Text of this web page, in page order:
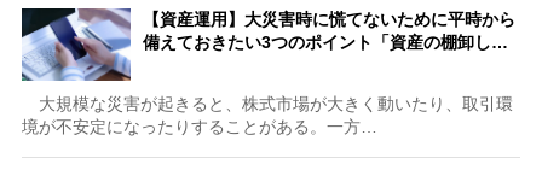
【資産運用】大災害時に慌てないために平時から
備えておきたい3つのポイント「資産の棚卸し…
大規模な災害が起きると、株式市場が大きく動いたり、取引環
境が不安定になったりすることがある。一方…